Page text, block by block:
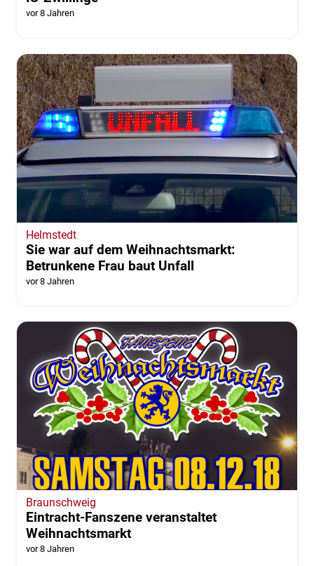
vor 8 Jahren
Helmstedt
Sie war auf dem Weihnachtsmarkt:
Betrunkene Frau baut Unfall
vor 8 Jahren
Braunschweig
Eintracht-Fanszene veranstaltet
Weihnachtsmarkt
vor 8 Jahren